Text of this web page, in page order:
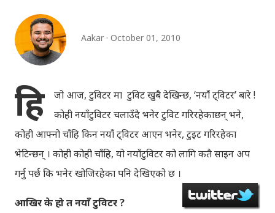
Aakar October 01, 2010
हि
जो आज, टुविटर मा टुविट खुबै देखिन्छ, ‘नयाँ ट्विटर’ बारे !
कोही नयाँटुविटर चलाउँदै भनेर टुविट गरिरहेकाछन् भने,
कोही आफ्नो चाँहि किन नयाँ ट्विटर आएन भनेर, टुइट गरिरहेका
भेटिन्छन् । कोही कोही चाँहि, यो नयाँटुविटर को लागि कतै साइन अप
गर्नु पर्छ कि भनेर खोजिरहेका पनि देखिएको छ ।
आखिर के हो त नयाँ टुविटर ?